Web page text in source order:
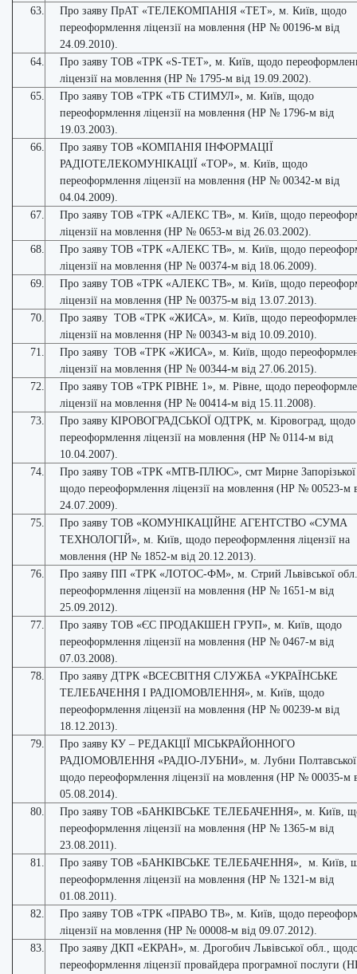
63.
Про заяву ПрАТ «ТЕЛЕКОМПАНІЯ «ТЕТ», м. Київ, щодо
переоформлення ліцензії на мовлення (НР № 00196-м від
24.09.2010).
64.
Про заяву ТОВ «ТРК «S-ТЕТ», м. Київ, щодо
ліцензії на мовлення (НР № 1795-м від 19.09.2002).
65.
Про заяву ТОВ «ТРК «ТБ СТИМУЛ», м. Київ, щодо
переоформлення ліцензії на мовлення (НР № 1796-м від
19.03.2003).
66.
Про заяву ТОВ «КОМПАНІЯ ІНФОРМАЦІЇ
РАДІОТЕЛЕКОМУНІКАЦІЇ «ТОР», м. Київ, щодо
переоформлення ліцензії на мовлення (НР № 00342-м від
04.04.2009).
67.
Про заяву ТОВ «ТРК «АЛЕКС ТВ», м. Київ, щодо
ліцензії на мовлення (НР № 0653-м від 26.03.2002).
68.
Про заяву ТОВ «ТРК «АЛЕКС ТВ», м. Київ, щодо
ліцензії на мовлення (НР № 00374-м від 18.06.2009).
69.
Про заяву ТОВ «ТРК «АЛЕКС ТВ», м. Київ, щодо
ліцензії на мовлення (НР № 00375-м від 13.07.2013).
70.
Про заяву ТОВ «ТРК «ЖИСА», м. Київ, щодо
ліцензії на мовлення (НР № 00343-м від 10.09.2010).
71.
Про заяву ТОВ «ТРК «ЖИСА», м. Київ, щодо
ліцензії на мовлення (НР № 00344-м від 27.06.2015).
72.
Про заяву ТОВ «ТРК РІВНЕ 1», м. Рівне, щодо
ліцензії на мовлення (НР № 00414-м від 15.11.2008).
73.
Про заяву КІРОВОГРАДСЬКОЇ ОДТРК, м. Кіровоград, щодо
переоформлення ліцензії на мовлення (НР № 0114-м від
10.04.2007).
74.
Про заяву ТОВ «ТРК «МТВ-ПЛЮС», смт Мирне Запорізької
щодо переоформлення ліцензії на мовлення (НР № 00523-м
24.07.2009).
75.
Про заяву ТОВ «КОМУНІКАЦІЙНЕ АГЕНТСТВО «СУМА
ТЕХНОЛОГІЙ», м. Київ, щодо переоформлення ліцензії на
мовлення (НР № 1852-м від 20.12.2013).
76.
Про заяву ПП «ТРК «ЛОТОС-ФМ», м. Стрий Львівської
переоформлення ліцензії на мовлення (НР № 1651-м від
25.09.2012).
77.
Про заяву ТОВ «ЄС ПРОДАКШЕН ГРУП», м. Київ, щодо
переоформлення ліцензії на мовлення (НР № 0467-м від
07.03.2008).
78.
Про заяву ДТРК «ВСЕСВІТНЯ СЛУЖБА «УКРАЇНСЬКЕ
ТЕЛЕБАЧЕННЯ І РАДІОМОВЛЕННЯ», м. Київ, щодо
переоформлення ліцензії на мовлення (НР № 00239-м від
18.12.2013).
79.
Про заяву КУ – РЕДАКЦІЇ МІСЬКРАЙОННОГО
РАДІОМОВЛЕННЯ «РАДІО-ЛУБНИ», м. Лубни Полтавської
щодо переоформлення ліцензії на мовлення (НР № 00035-м
05.08.2014).
80.
Про заяву ТОВ «БАНКІВСЬКЕ ТЕЛЕБАЧЕННЯ», м. Київ,
переоформлення ліцензії на мовлення (НР № 1365-м від
23.08.2011).
81.
Про заяву ТОВ «БАНКІВСЬКЕ ТЕЛЕБАЧЕННЯ», м. Київ,
переоформлення ліцензії на мовлення (НР № 1321-м від
01.08.2011).
82.
Про заяву ТОВ «ТРК «ПРАВО ТВ», м. Київ, щодо
ліцензії на мовлення (НР № 00008-м від 09.07.2012).
83.
Про заяву ДКП «ЕКРАН», м. Дрогобич Львівської обл.,
переоформлення ліцензії провайдера програмної послуги